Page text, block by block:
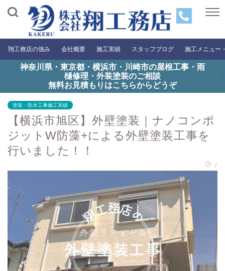
翔工務店の強み 会社概要 施工実績 スタッフブログ 施工メニュー
神奈川県・東京都・横浜市・川崎市の屋根工事・雨
樋修理・外装塗装のご相談
無料お見積もりはこちらからどうぞ
塗装・防水工事施工実績
【横浜市旭区】外壁塗装｜ナノコンポ
ジットW防藻+による外壁塗装工事を
行いました！！
/